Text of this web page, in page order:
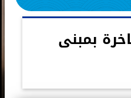
سكنية فاخرة بمبنى